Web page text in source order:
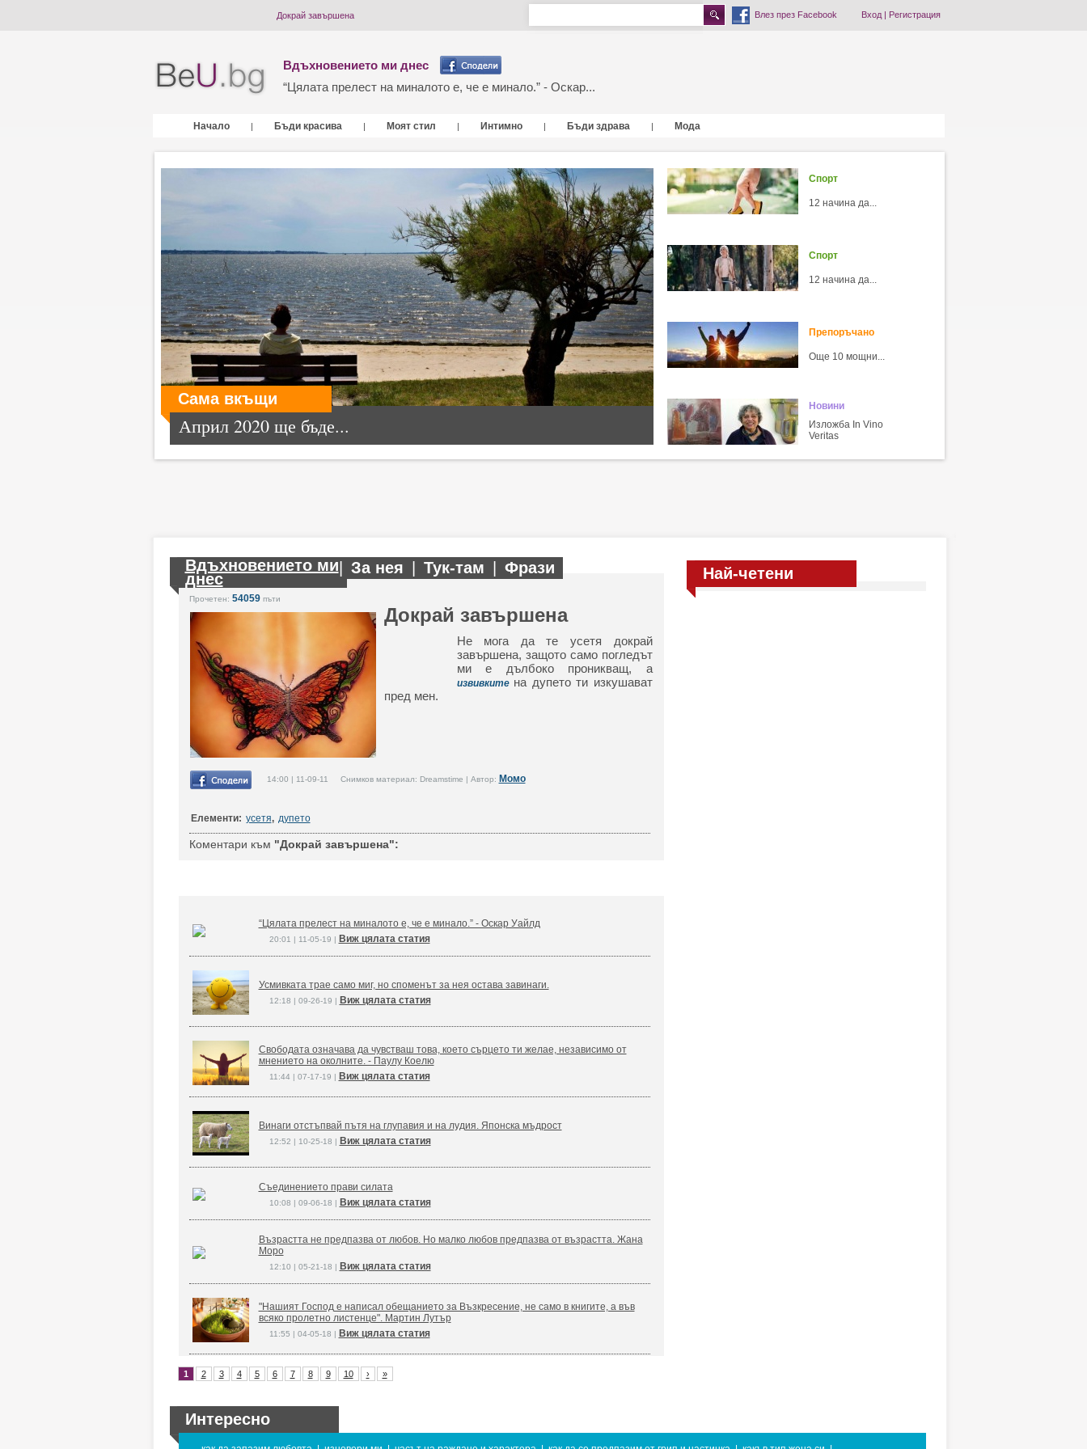
Докрай завършена Влез през Facebook Вход| Регистрация
Вдъхновението ми днес
“Цялата прелест на миналото е, че е минало.” - Оскар...
Начало | Бъди красива | Моят стил | Интимно | Бъди здрава | Мода
Сама вкъщи
Април 2020 ще бъде...
Спорт
12 начина да...
Спорт
12 начина да...
Препоръчано
Още 10 мощни...
Новини
Изложба In Vino
Veritas
Вдъхновението ми
днес
| За нея Тук-там Фрази
Прочетен: 54059пъти
Докрай завършена
Не мога да те усетя докрай
завършена, защото само погледът
ми е дълбоко проникващ, а
извивките на дупето ти изкушават
пред мен.
14:00 | 11-09-11 Снимков материал: Dreamstime | Автор: Момо
Елементи: усетя, дупето
Коментари към "Докрай завършена":
“Цялата прелест на миналото е, че е минало.” - Оскар Уайлд
20:01 | 11-05-19 | Виж цялата статия
Усмивката трае само миг, но споменът за нея остава завинаги.
12:18 | 09-26-19 | Виж цялата статия
Свободата означава да чувстваш това, което сърцето ти желае, независимо от
мнението на околните. - Паулу Коелю
11:44 | 07-17-19 | Виж цялата статия
Винаги отстъпвай пътя на глупавия и на лудия. Японска мъдрост
12:52 | 10-25-18 | Виж цялата статия
Съединението прави силата
10:08 | 09-06-18 | Виж цялата статия
Възрастта не предпазва от любов. Но малко любов предпазва от възрастта. Жана
Моро
12:10 | 05-21-18 | Виж цялата статия
"Нашият Господ е написал обещанието за Възкресение, не само в книгите, а във
всяко пролетно листенце". Мартин Лутър
11:55 | 04-05-18 | Виж цялата статия
1 2 3 4 5 6 7 8 9 10 › »
Най-четени
Интересно